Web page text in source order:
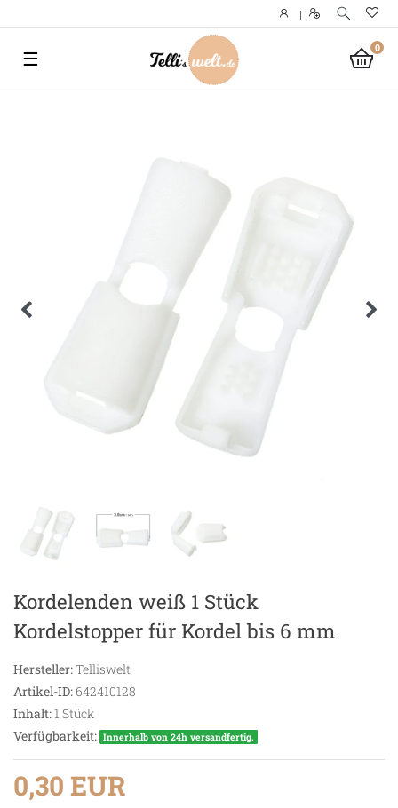
|
0
☰
Kordelenden weiß 1 Stück
Kordelstopper für Kordel bis 6 mm
Hersteller:Telliswelt
Artikel-ID:642410128
Inhalt:1 Stück
Verfügbarkeit: Innerhalb von 24h versandfertig.
0,30 EUR